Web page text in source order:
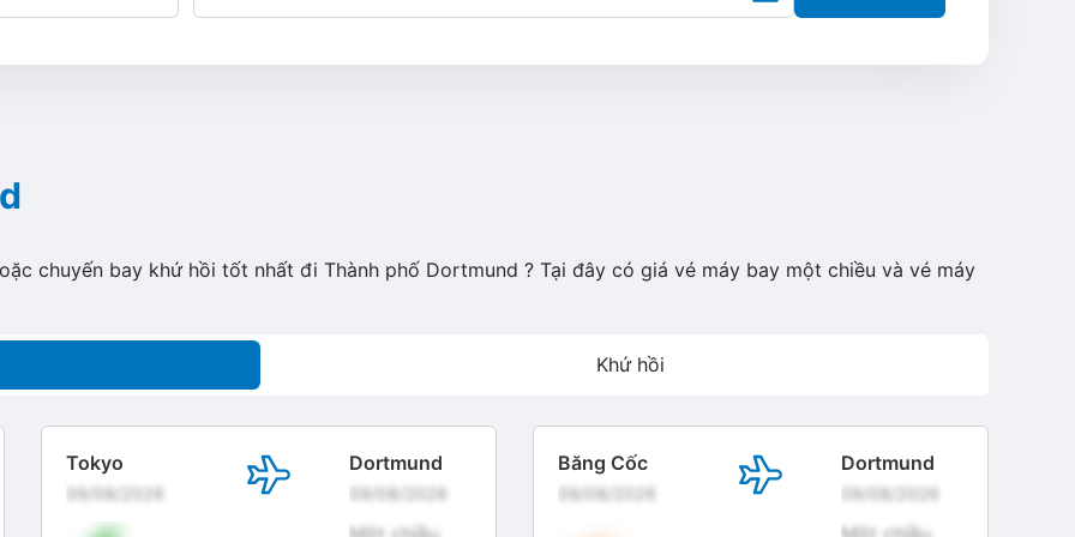
chuyến bay khứ hồi tốt nhất đi Thành phố Dortmund ? Tại đây có giá vé máy bay một chiều và vé máy
Khứ hồi
Tokyo
09/08/2026
Dortmund
09/08/2026
Băng Cốc
09/08/2026
Dortmund
09/08/2026